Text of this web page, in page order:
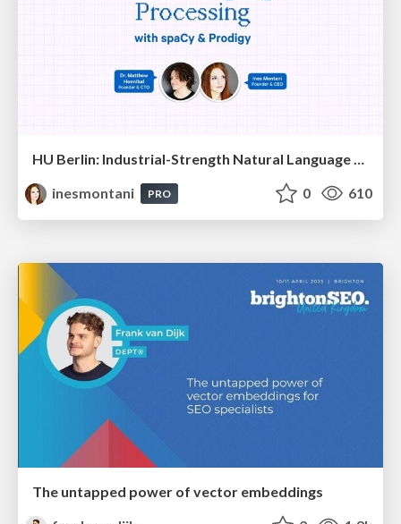
inesmontani
PRO 0 610
The untapped power of vector embeddings